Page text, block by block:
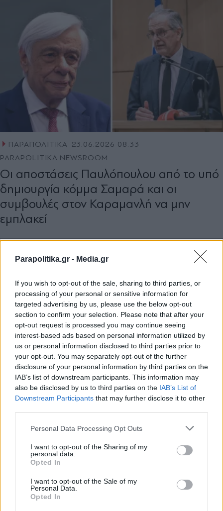
Parapolitika.gr - Media.gr
If you wish to opt-out of the sale, sharing to third parties, or
processing of your personal or sensitive information for
targeted advertising by us, please use the below opt-out
section to confirm your selection. Please note that after your
opt-out request is processed you may continue seeing
interest-based ads based on personal information utilized by
us or personal information disclosed to third parties prior to
your opt-out. You may separately opt-out of the further
disclosure of your personal information by third parties on the
IAB’s list of downstream participants. This information may
also be disclosed by us to third parties on the IAB’s List of
Downstream Participants that may further disclose it to other
Personal Data Processing Opt Outs
I want to opt-out of the Sharing of my
personal data.
Opted In
I want to opt-out of the Sale of my
Personal Data.
Opted In
ΠΑΡΑΠΟΛΙΤΙΚΑ 23.06.2026 08:33
PARAPOLITIKA NEWSROOM
Οι αποστάσεις Παυλόπουλου από το υπό
δημιουργία κόμμα Σαμαρά και οι
συμβουλές στον Καραμανλή να μην
εμπλακεί
Εγγραφή στο newsletter
Αποδέχομαι τους
και την πολιτική απορρήτου